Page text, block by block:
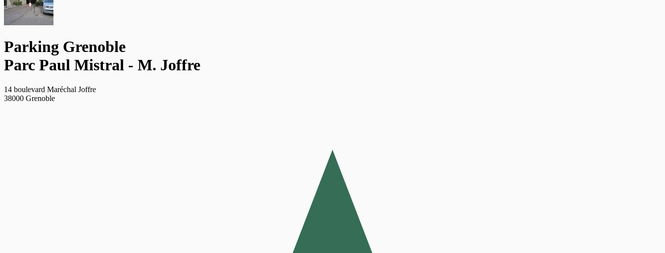
Parking Grenoble
Parc Paul Mistral - M. Joffre
14 boulevard Maréchal Joffre
38000 Grenoble